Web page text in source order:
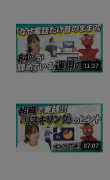
11:37
07:07